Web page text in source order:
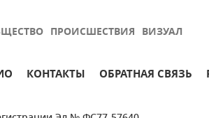
ПРОИСШЕСТВИЯ ВИЗУАЛ
КОНТАКТЫ ОБРАТНАЯ СВЯЗЬ